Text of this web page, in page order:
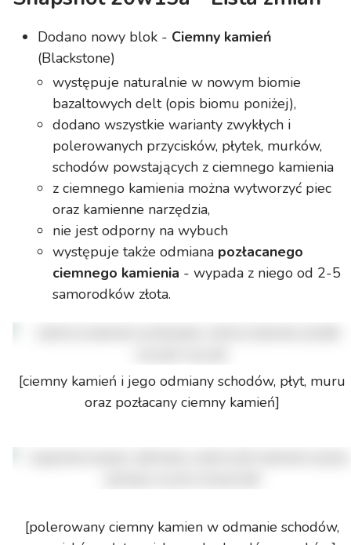
Dodano nowy blok - Ciemny kamień
(Blackstone)
występuje naturalnie w nowym biomie
bazaltowych delt (opis biomu poniżej),
dodano wszystkie warianty zwykłych i
polerowanych przycisków, płytek, murków,
schodów powstających z ciemnego kamienia
z ciemnego kamienia można wytworzyć piec
oraz kamienne narzędzia,
nie jest odporny na wybuch
występuje także odmiana pozłacanego
ciemnego kamienia - wypada z niego od 2-5
samorodków złota.
[ciemny kamień i jego odmiany schodów, płyt, muru
oraz pozłacany ciemny kamień]
[polerowany ciemny kamien w odmanie schodów,